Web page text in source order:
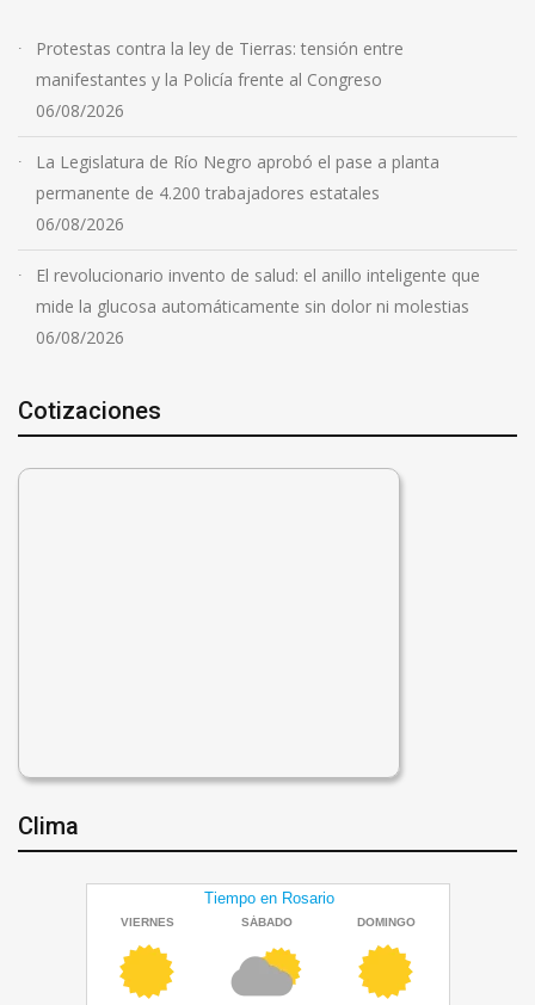
Protestas contra la ley de Tierras: tensión entre
manifestantes y la Policía frente al Congreso
06/08/2026
La Legislatura de Río Negro aprobó el pase a planta
permanente de 4.200 trabajadores estatales
06/08/2026
El revolucionario invento de salud: el anillo inteligente que
mide la glucosa automáticamente sin dolor ni molestias
06/08/2026
Cotizaciones
Clima